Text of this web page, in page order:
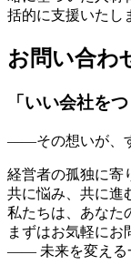
括的に支援いたし
お問い合わ
「いい会社を
——その想いが、
経営者の孤独に寄
共に悩み、共に進
私たちは、あなた
まずはお気軽にお
—— 未来を変える